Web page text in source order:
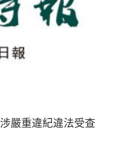
嚴重違紀違法受查